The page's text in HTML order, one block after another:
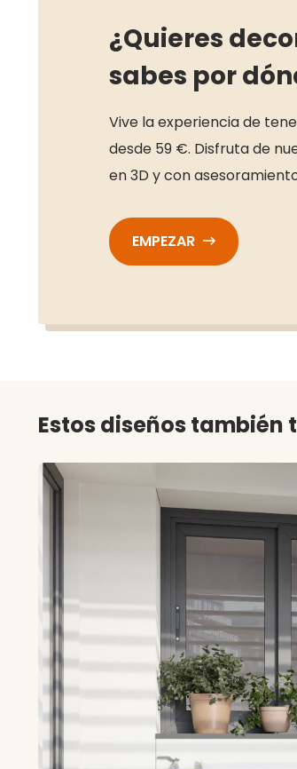
¿Quieres
sabes por
Vive la experiencia de
desde 59 €. Disfruta de
en 3D y con
EMPEZAR
Estos diseños también